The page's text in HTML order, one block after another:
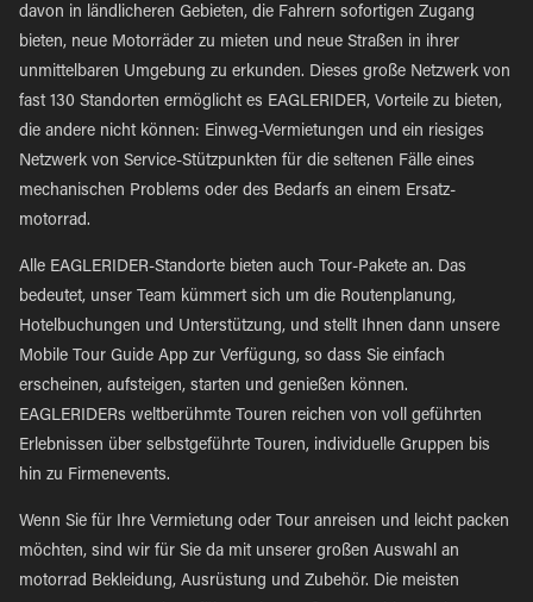
davon in ländlicheren Gebieten, die Fahrern sofortigen Zugang
bieten, neue Motorräder zu mieten und neue Straßen in ihrer
unmittelbaren Umgebung zu erkunden. Dieses große Netzwerk von
fast 130 Standorten ermöglicht es EAGLERIDER, Vorteile zu bieten,
die andere nicht können: Einweg-Vermietungen und ein riesiges
Netzwerk von Service-Stützpunkten für die seltenen Fälle eines
mechanischen Problems oder des Bedarfs an einem Ersatz-
motorrad.
Alle EAGLERIDER-Standorte bieten auch Tour-Pakete an. Das
bedeutet, unser Team kümmert sich um die Routenplanung,
Hotelbuchungen und Unterstützung, und stellt Ihnen dann unsere
Mobile Tour Guide App zur Verfügung, so dass Sie einfach
erscheinen, aufsteigen, starten und genießen können.
EAGLERIDERs weltberühmte Touren reichen von voll geführten
Erlebnissen über selbstgeführte Touren, individuelle Gruppen bis
hin zu Firmenevents.
Wenn Sie für Ihre Vermietung oder Tour anreisen und leicht packen
möchten, sind wir für Sie da mit unserer großen Auswahl an
motorrad Bekleidung, Ausrüstung und Zubehör. Die meisten